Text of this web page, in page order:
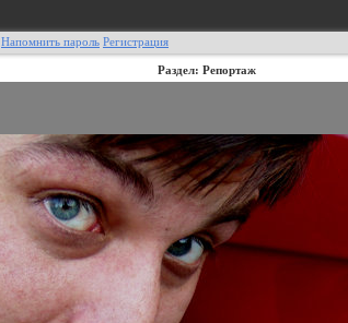
Напомнить пароль Регистрация
Раздел: Репортаж